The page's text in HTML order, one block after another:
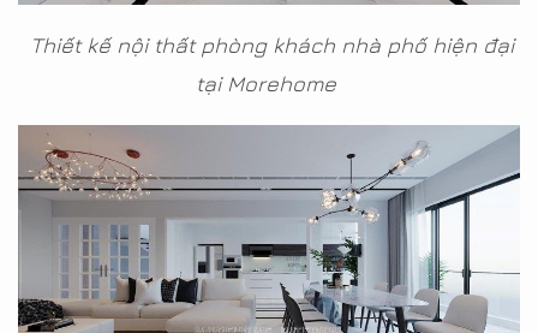
Thiết kế nội thất phòng khách nhà phố hiện đại
tại Morehome